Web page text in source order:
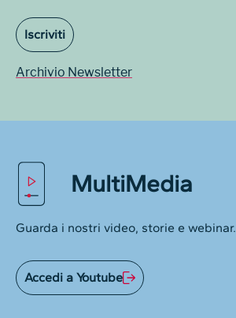
Iscriviti
Archivio Newsletter
MultiMedia
Guarda i nostri video, storie e webinar.
Accedi a Youtube